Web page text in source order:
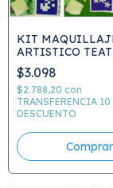
KIT
ARTISTICO
MIX ACUA C.650
$3.098
$2.788,20 con
TRANSFERENCIA 10
DESCUENTO
Comprar